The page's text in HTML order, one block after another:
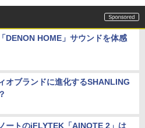
DENON HOME」サウンドを体感
オブランドに進化するSHANLING
ートのiFLYTEK「AINOTE 2」は